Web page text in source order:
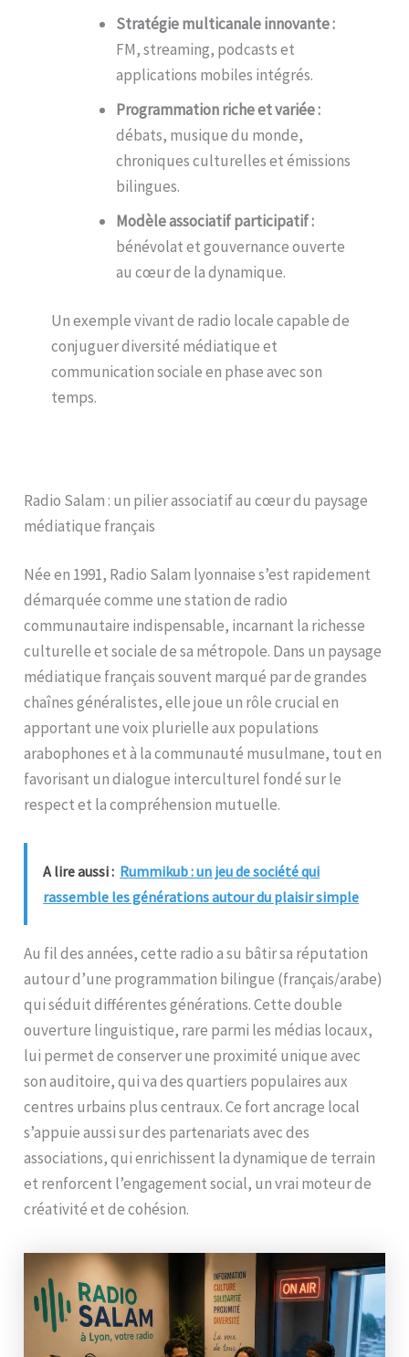
Stratégie multicanale innovante :
FM, streaming, podcasts et
applications mobiles intégrés.
Programmation riche et variée :
débats, musique du monde,
chroniques culturelles et émissions
bilingues.
Modèle associatif participatif :
bénévolat et gouvernance ouverte
au cœur de la dynamique.
Un exemple vivant de radio locale capable de
conjuguer diversité médiatique et
communication sociale en phase avec son
temps.
Radio Salam : un pilier associatif au cœur du paysage
médiatique français
Née en 1991, Radio Salam lyonnaise s’est rapidement
démarquée comme une station de radio
communautaire indispensable, incarnant la richesse
culturelle et sociale de sa métropole. Dans un paysage
médiatique français souvent marqué par de grandes
chaînes généralistes, elle joue un rôle crucial en
apportant une voix plurielle aux populations
arabophones et à la communauté musulmane, tout en
favorisant un dialogue interculturel fondé sur le
respect et la compréhension mutuelle.
A lire aussi : Rummikub : un jeu de société qui
rassemble les générations autour du plaisir simple
Au fil des années, cette radio a su bâtir sa réputation
autour d’une programmation bilingue (français/arabe)
qui séduit différentes générations. Cette double
ouverture linguistique, rare parmi les médias locaux,
lui permet de conserver une proximité unique avec
son auditoire, qui va des quartiers populaires aux
centres urbains plus centraux. Ce fort ancrage local
s’appuie aussi sur des partenariats avec des
associations, qui enrichissent la dynamique de terrain
et renforcent l’engagement social, un vrai moteur de
créativité et de cohésion.